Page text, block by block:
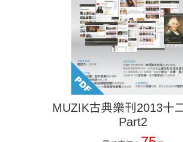
MUZIK古典樂刊2013十
Part2